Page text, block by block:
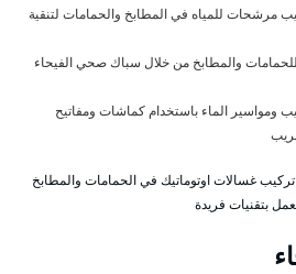
للمياه في المطابخ والحمامات لتنقية
للحمامات والمطابخ من خلال سباك صحي الفيحاء
ومواسير الماء باستخدام كماشات ومفاتيح
غسالات اوتوماتيك في الحمامات والمطابخ
بتقنيات فريدة